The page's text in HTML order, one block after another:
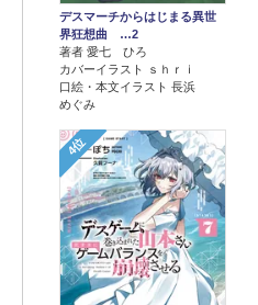
デスマーチからはじまる異世
界狂想曲 …2
著者 愛七 ひろ
カバーイラスト ｓｈｒｉ
口絵・本文イラスト 長浜
めぐみ
4位